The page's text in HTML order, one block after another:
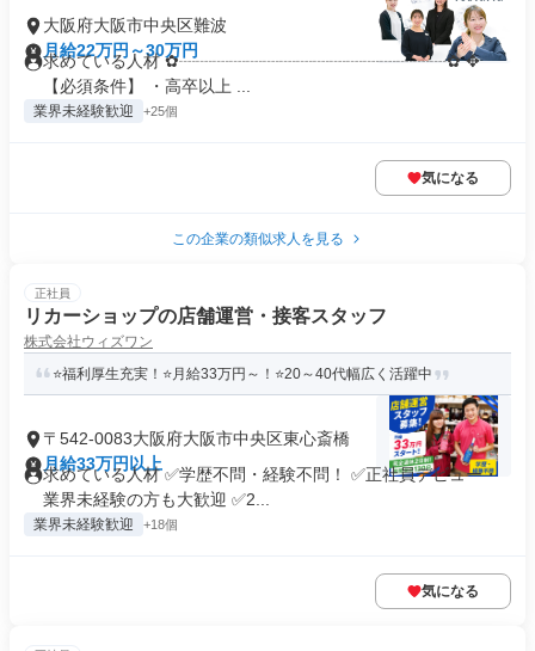
大阪府大阪市中央区難波
月給22万円～30万円
求めている人材 ✿┈┈┈┈┈┈┈┈┈┈┈┈┈┈┈┈✿ ✥
【必須条件】 ・高卒以上 ...
業界未経験歓迎 +25個
気になる
この企業の類似求人を見る
正社員
リカーショップの店舗運営・接客スタッフ
株式会社ウィズワン
⭐福利厚生充実！⭐月給33万円～！⭐20～40代幅広く活躍中
〒542-0083大阪府大阪市中央区東心斎橋
月給33万円以上
求めている人材 ✅学歴不問・経験不問！ ✅正社員デビュー・
業界未経験の方も大歓迎 ✅2...
業界未経験歓迎 +18個
気になる